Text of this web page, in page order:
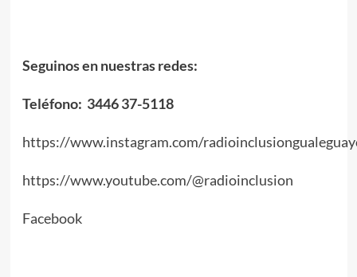
Seguinos en nuestras redes:
Teléfono: 3446 37-5118
https://www.instagram.com/
https://www.youtube.com/@radioinclusion
Facebook